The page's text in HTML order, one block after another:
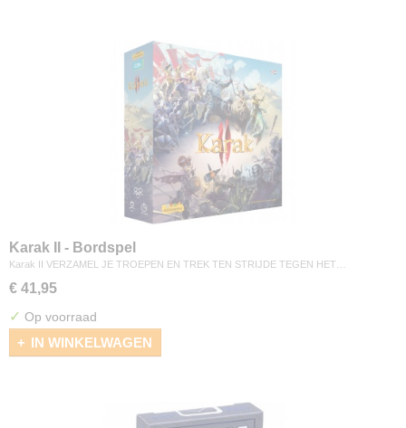
Karak II - Bordspel
Karak II VERZAMEL JE TROEPEN EN TREK TEN STRIJDE TEGEN HET…
€ 41,95
✓ Op voorraad
IN WINKELWAGEN